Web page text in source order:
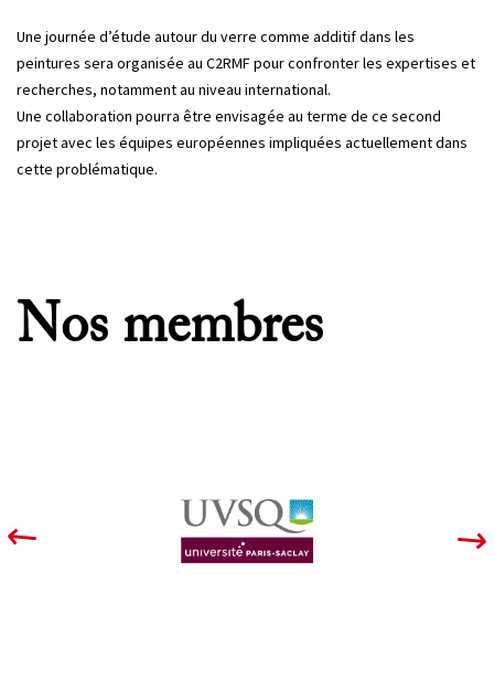
Une journée d’étude autour du verre comme additif dans les
peintures sera organisée au C2RMF pour confronter les expertises et
recherches, notamment au niveau international.
Une collaboration pourra être envisagée au terme de ce second
projet avec les équipes européennes impliquées actuellement dans
cette problématique.
Nos membres